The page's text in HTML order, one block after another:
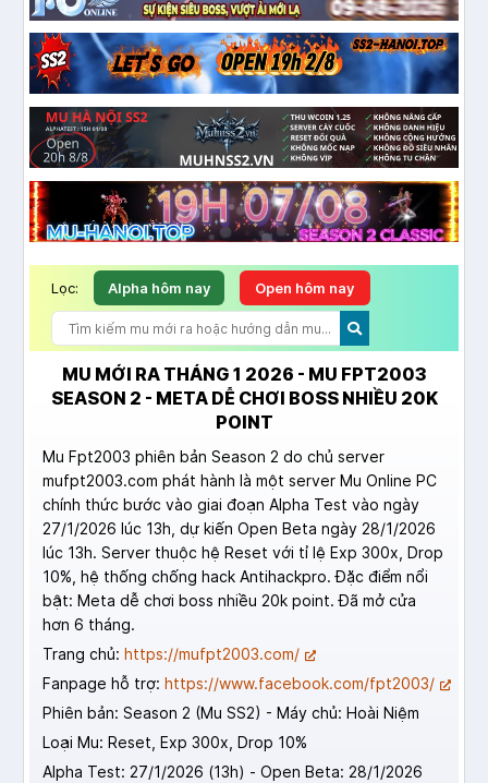
Lọc: Alpha hôm nay Open hôm nay
MU MỚI RA THÁNG 1 2026 - MU FPT2003
SEASON 2 - META DỄ CHƠI BOSS NHIỀU 20K
POINT
Mu Fpt2003 phiên bản Season 2 do chủ server
mufpt2003.com phát hành là một server Mu Online PC
chính thức bước vào giai đoạn Alpha Test vào ngày
27/1/2026 lúc 13h, dự kiến Open Beta ngày 28/1/2026
lúc 13h. Server thuộc hệ Reset với tỉ lệ Exp 300x, Drop
10%, hệ thống chống hack Antihackpro. Đặc điểm nổi
bật: Meta dễ chơi boss nhiều 20k point. Đã mở cửa
hơn 6 tháng.
Trang chủ: https://mufpt2003.com/
Fanpage hỗ trợ: https://www.facebook.com/fpt2003/
Phiên bản: Season 2 (Mu SS2) - Máy chủ: Hoài Niệm
Loại Mu: Reset, Exp 300x, Drop 10%
Alpha Test: 27/1/2026 (13h) - Open Beta: 28/1/2026